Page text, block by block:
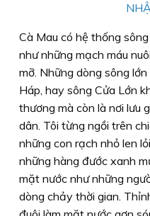
Cà Mau có hệ thống
như những mạch máu
mỡ. Những dòng sông
Háp, hay sông Cửa Lớn
thương mà còn là nơi lưu
dân. Tôi từng ngồi trên
những con rạch nhỏ len
những hàng đước xanh
mặt nước như những
dòng chảy thời gian.